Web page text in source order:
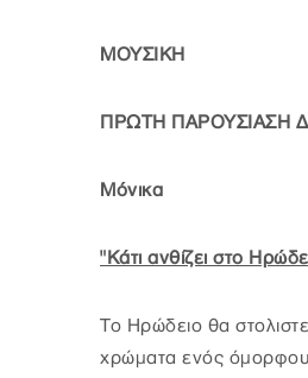
ΜΟΥΣΙΚΗ
ΠΡΩΤΗ ΠΑΡΟΥΣΙΑΣΗ
Μόνικα
"Κάτι ανθίζει στο
Το Ηρώδειο θα
χρώματα ενός όμορφου